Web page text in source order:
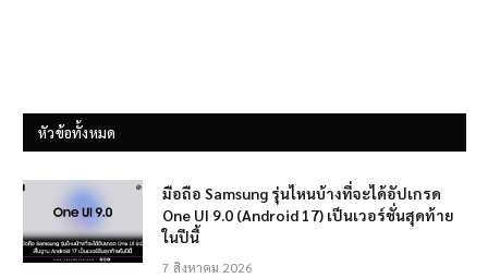
หัวข้อทั้งหมด
มือถือ Samsung รุ่นไหนบ้างที่จะได้อัปเกรด
One UI 9.0 (Android 17) เป็นเวอร์ชั่นสุดท้าย
ในปีนี้
7 สิงหาคม 2026